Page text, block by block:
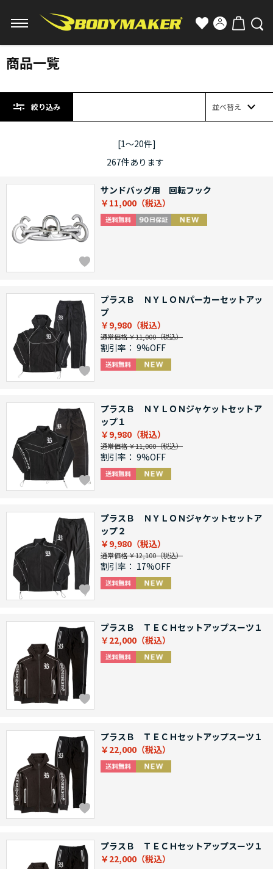
商品一覧
絞り込み 並べ替え
[1～20件]
267件あります
サンドバッグ用 回転フック
￥11,000
プラスＢ ＮＹＬＯＮパーカーセットアッ
プ
￥9,980
通常価格 ￥11,000
割引率： 9%OFF
プラスＢ ＮＹＬＯＮジャケットセットア
ップ１
￥9,980
通常価格 ￥11,000
割引率： 9%OFF
プラスＢ ＮＹＬＯＮジャケットセットア
ップ２
￥9,980
通常価格 ￥12,100
割引率： 17%OFF
プラスＢ ＴＥＣＨセットアップスーツ１
￥22,000
プラスＢ ＴＥＣＨセットアップスーツ１
￥22,000
プラスＢ ＴＥＣＨセットアップスーツ１
￥22,000